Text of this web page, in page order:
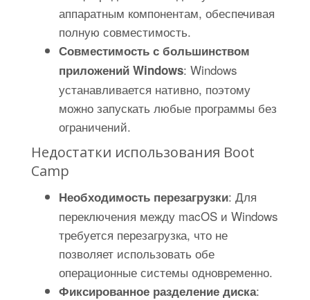
аппаратным компонентам, обеспечивая
полную совместимость.
Совместимость с большинством
приложений Windows: Windows
устанавливается нативно, поэтому
можно запускать любые программы без
ограничений.
Недостатки использования Boot
Camp
Необходимость перезагрузки: Для
переключения между macOS и Windows
требуется перезагрузка, что не
позволяет использовать обе
операционные системы одновременно.
Фиксированное разделение диска: